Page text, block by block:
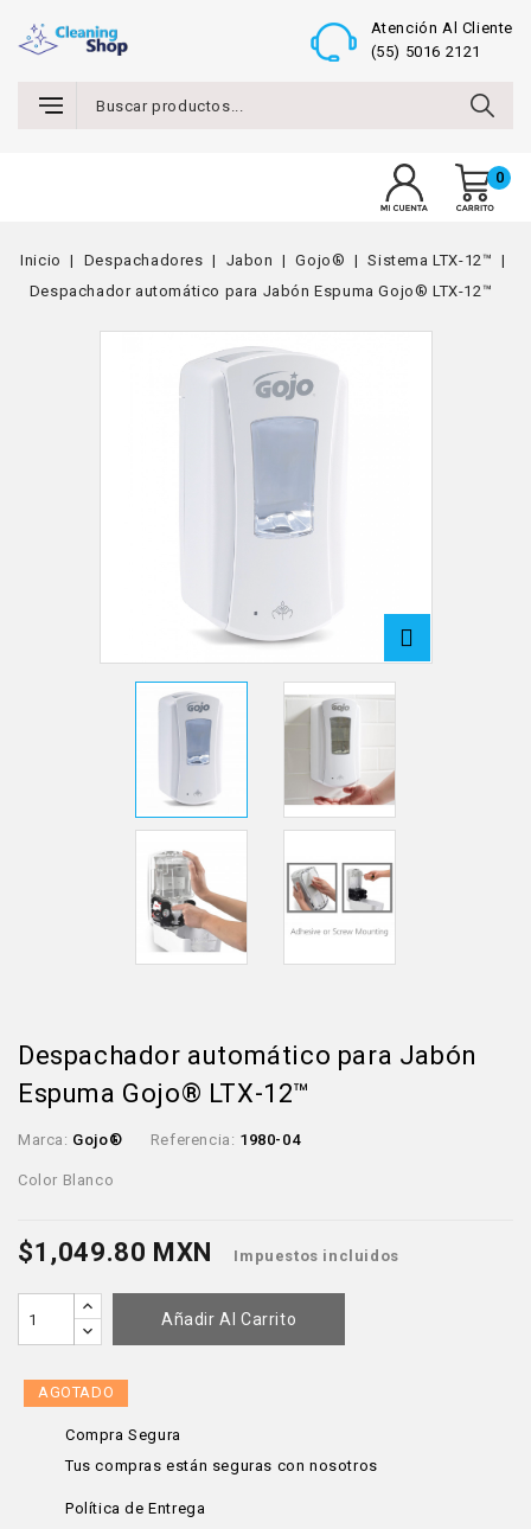
Atención Al Cliente
(55) 5016 2121
0
Inicio Despachadores Jabon Gojo®
Sistema LTX-12™
Despachador automático para Jabón Espuma Gojo® LTX-12™
Despachador automático para Jabón
Espuma Gojo® LTX-12™
Marca: Gojo® Referencia: 1980-04
Color Blanco
$1,049.80 MXN Impuestos incluidos
Añadir Al Carrito
AGOTADO
Compra Segura
Tus compras están seguras con nosotros
Política de Entrega